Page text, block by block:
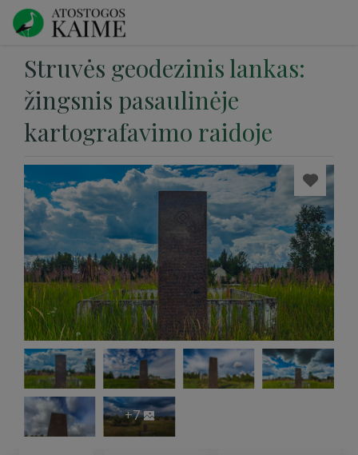
Struvės geodezinis lankas:
žingsnis pasaulinėje
kartografavimo raidoje
+7